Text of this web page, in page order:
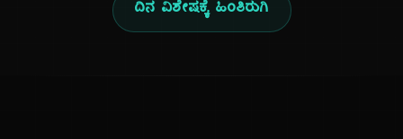
ದಿನ ವಿಶೇಷಕ್ಕೆ ಹಿಂತಿರುಗಿ